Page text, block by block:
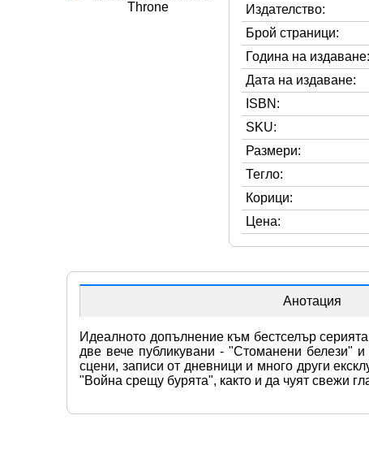
Издателство:
Брой страници:
Година на издаване:
Дата на издаване:
ISBN:
SKU:
Размери:
Тегло:
Корици:
Цена:
Анотация
Идеалното допълнение към бестселър
две вече публикувани - "Стоманени белези"
сцени, записи от дневници и много други
"Война срещу бурята", както и да чуят свежи